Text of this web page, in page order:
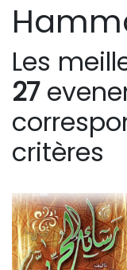
Les
27
critères